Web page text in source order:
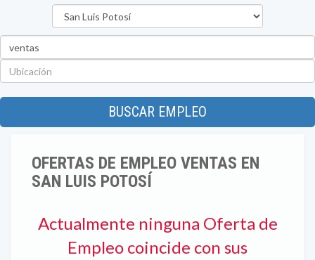
BUSCAR EMPLEO
OFERTAS DE EMPLEO VENTAS EN
SAN LUIS POTOSÍ
Actualmente ninguna Oferta de
Empleo coincide con sus